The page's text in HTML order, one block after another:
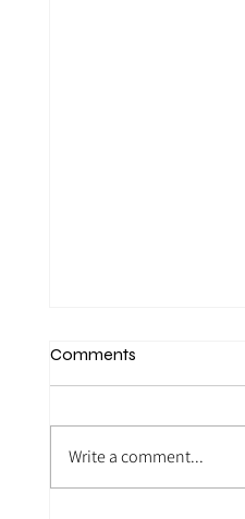
Comments
Write a comment...